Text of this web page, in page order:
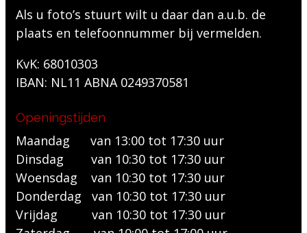
Als u foto’s stuurt wilt u daar dan a.u.b. de
plaats en telefoonnummer bij vermelden.
KvK: 68010303
IBAN: NL11 ABNA 0249370581
Openingstijden
Maandag van 13:00 tot 17:30 uur
Dinsdag van 10:30 tot 17:30 uur
Woensdag van 10:30 tot 17:30 uur
Donderdag van 10:30 tot 17:30 uur
Vrijdag van 10:30 tot 17:30 uur